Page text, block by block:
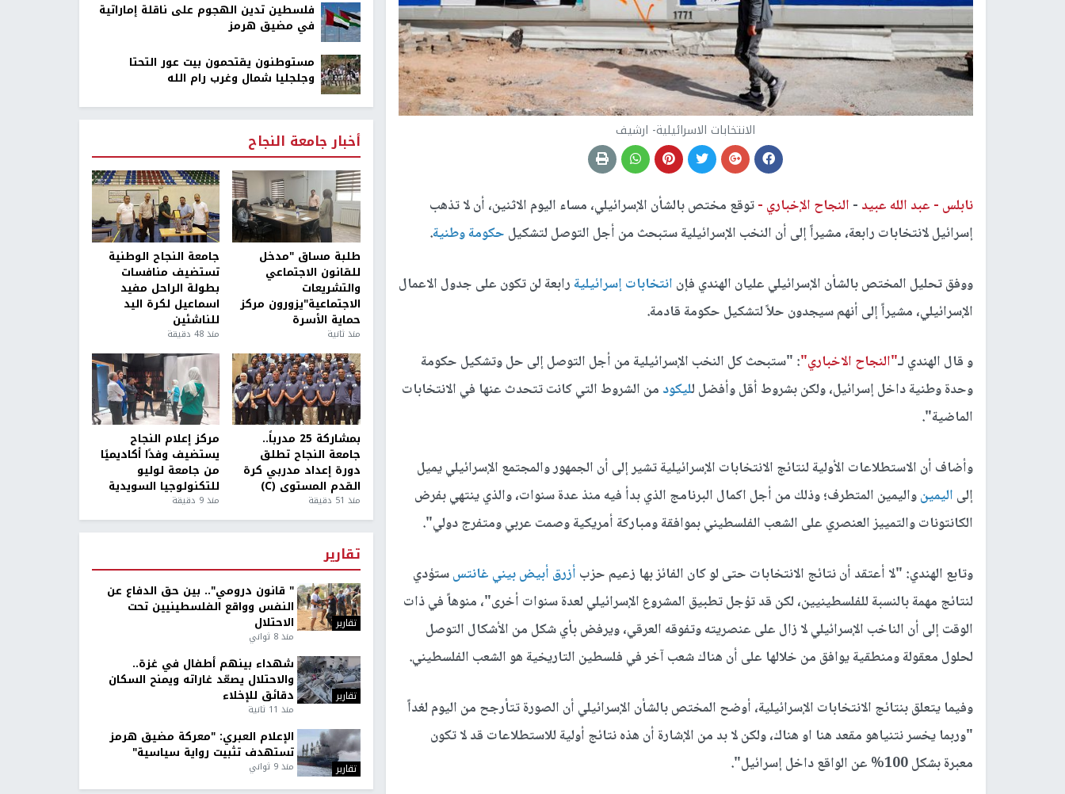
الانتخابات الاسرائيلية- ارشيف
نابلس - عبد الله عبيد - النجاح الإخباري -توقع مختص بالشأن الإسرائيلي، مساء اليوم الاثنين، أن لا تذهب
إسرائيل لانتخابات رابعة، مشيراً إلى أن النخب الإسرائيلية ستبحث من أجل التوصل لتشكيل حكومة وطنية.
ووفق تحليل المختص بالشأن الإسرائيلي عليان الهندي فإن انتخابات إسرائيليةرابعة لن تكون على جدول الاعمال
الإسرائيلي، مشيراً إلى أنهم سيجدون حلاً لتشكيل حكومة قادمة.
و قال الهندي لـ"النجاح الاخباري": "ستبحث كل النخب الإسرائيلية من أجل التوصل إلى حل وتشكيل حكومة
وحدة وطنية داخل إسرائيل، ولكن بشروط أقل وأفضل لليكود من الشروط التي كانت تتحدث عنها في الانتخابات
الماضية".
وأضاف أن الاستطلاعات الأولية لنتائج الانتخابات الإسرائيلية تشير إلى أن الجمهور والمجتمع الإسرائيلي يميل
إلى اليمينواليمين المتطرف؛ وذلك من أجل اكمال البرنامج الذي بدأ فيه منذ عدة سنوات، والذي ينتهي بفرض
الكانتونات والتمييز العنصري على الشعب الفلسطيني بموافقة ومباركة أمريكية وصمت عربي ومتفرج دولي".
وتابع الهندي: "لا أعتقد أن نتائج الانتخابات حتى لو كان الفائز بها زعيم حزب أزرق أبيضبيني غانتسستؤدي
لنتائج مهمة بالنسبة للفلسطينيين، لكن قد تؤجل تطبيق المشروع الإسرائيلي لعدة سنوات أخرى"، منوهاً في ذات
الوقت إلى أن الناخب الإسرائيلي لا زال على عنصريته وتفوقه العرقي، ويرفض بأي شكل من الأشكال التوصل
لحلول معقولة ومنطقية يوافق من خلالها على أن هناك شعب آخر في فلسطين التاريخية هو الشعب الفلسطيني.
وفيما يتعلق بنتائج الانتخابات الإسرائيلية، أوضح المختص بالشأن الإسرائيلي أن الصورة تتأرجح من اليوم لغداً
"وربما يخسر نتنياهو مقعد هنا او هناك، ولكن لا بد من الإشارة أن هذه نتائج أولية للاستطلاعات قد لا تكون
معبرة بشكل 100% عن الواقع داخل إسرائيل".
فلسطين تدين الهجوم على ناقلة إماراتية
في مضيق هرمز
مستوطنون يقتحمون بيت عور التحتا
وجلجليا شمال وغرب رام الله
أخبار جامعة النجاح
طلبة مساق "مدخل
للقانون الاجتماعي
والتشريعات
الاجتماعية"يزورون مركز
حماية الأسرة
منذ ثانية
جامعة النجاح الوطنية
تستضيف منافسات
بطولة الراحل مفيد
اسماعيل لكرة اليد
للناشئين
منذ 48 دقيقة
بمشاركة 25 مدرباً..
جامعة النجاح تطلق
دورة إعداد مدربي كرة
القدم المستوى (C)
منذ 51 دقيقة
مركز إعلام النجاح
يستضيف وفدًا أكاديميًا
من جامعة لوليو
للتكنولوجيا السويدية
منذ 9 دقيقة
تقارير
تقارير
" قانون درومي".. بين حق الدفاع عن
النفس وواقع الفلسطينيين تحت
الاحتلال
منذ 8 ثواني
تقارير
شهداء بينهم أطفال في غزة..
والاحتلال يصعّد غاراته ويمنح السكان
دقائق للإخلاء
منذ 11 ثانية
تقارير
الإعلام العبري: "معركة مضيق هرمز
تستهدف تثبيت رواية سياسية"
منذ 9 ثواني